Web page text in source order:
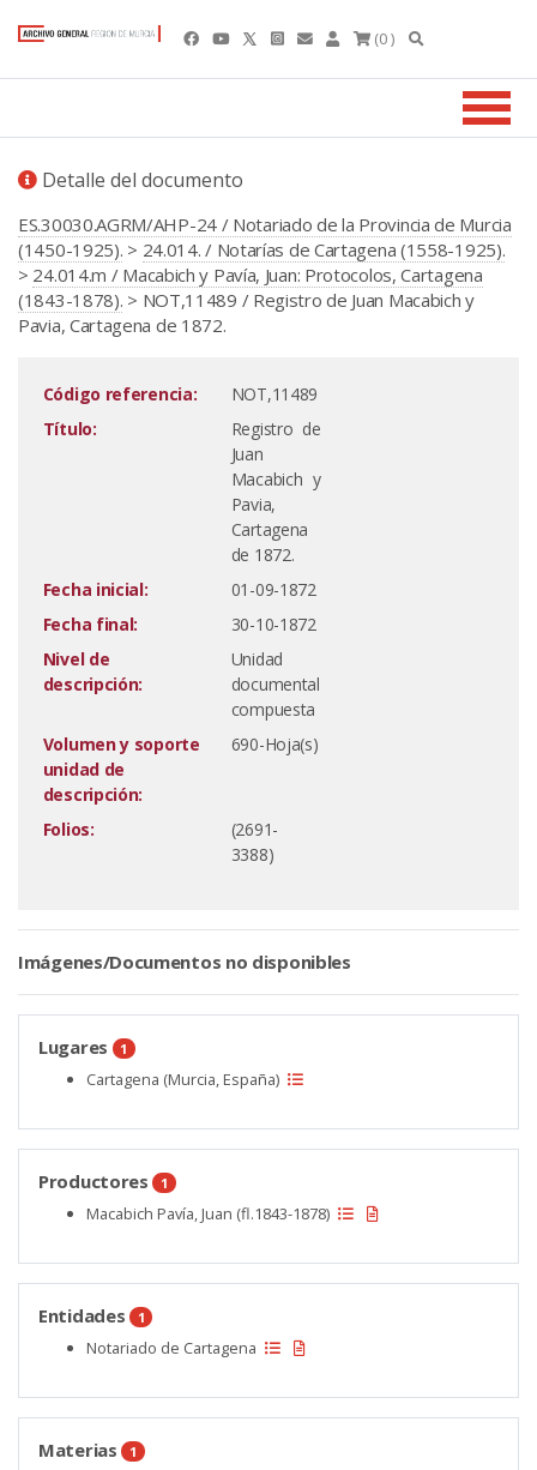
(0 )
Detalle del documento
ES.30030.AGRM/AHP-24 / Notariado de la Provincia de Murcia
(1450-1925). > 24.014. / Notarías de Cartagena (1558-1925).
> 24.014.m / Macabich y Pavía, Juan: Protocolos, Cartagena
(1843-1878). > NOT,11489 / Registro de Juan Macabich y
Pavia, Cartagena de 1872.
Código referencia:
NOT,11489
Título:
Registro de
Juan
Macabich y
Pavia,
Cartagena
de 1872.
Fecha inicial:
01-09-1872
Fecha final:
30-10-1872
Nivel de
descripción:
Unidad
documental
compuesta
Volumen y soporte
unidad de
descripción:
690-Hoja(s)
Folios:
(2691-
3388)
Imágenes/Documentos no disponibles
Lugares 1
Cartagena (Murcia, España)
Productores 1
Macabich Pavía, Juan (fl.1843-1878)
Entidades 1
Notariado de Cartagena
Materias 1